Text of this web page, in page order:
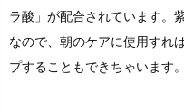
ラ酸」が配合されています。
なので、朝のケアに使用すれ
プすることもできちゃいます。